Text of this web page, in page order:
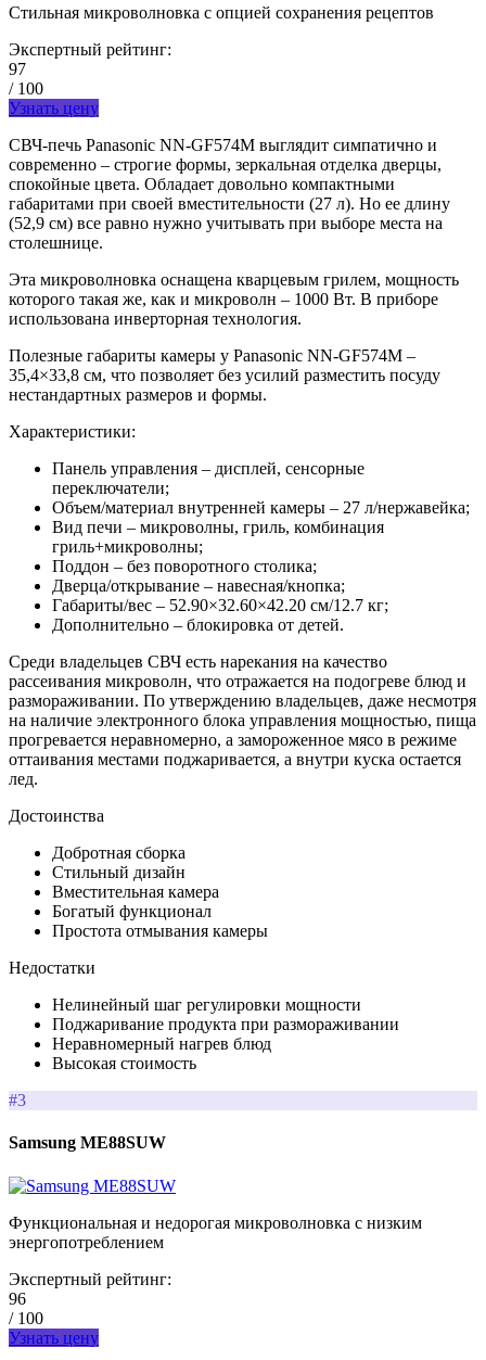
Стильная микроволновка с опцией сохранения рецептов
Экспертный рейтинг:
97
/ 100
Узнать цену
СВЧ-печь Panasonic NN-GF574M выглядит симпатично и
современно – строгие формы, зеркальная отделка дверцы,
спокойные цвета. Обладает довольно компактными
габаритами при своей вместительности (27 л). Но ее длину
(52,9 см) все равно нужно учитывать при выборе места на
столешнице.
Эта микроволновка оснащена кварцевым грилем, мощность
которого такая же, как и микроволн – 1000 Вт. В приборе
использована инверторная технология.
Полезные габариты камеры у Panasonic NN-GF574M –
35,4×33,8 см, что позволяет без усилий разместить посуду
нестандартных размеров и формы.
Характеристики:
Панель управления – дисплей, сенсорные
переключатели;
Объем/материал внутренней камеры – 27 л/нержавейка;
Вид печи – микроволны, гриль, комбинация
гриль+микроволны;
Поддон – без поворотного столика;
Дверца/открывание – навесная/кнопка;
Габариты/вес – 52.90×32.60×42.20 см/12.7 кг;
Дополнительно – блокировка от детей.
Среди владельцев СВЧ есть нарекания на качество
рассеивания микроволн, что отражается на подогреве блюд и
размораживании. По утверждению владельцев, даже несмотря
на наличие электронного блока управления мощностью, пища
прогревается неравномерно, а замороженное мясо в режиме
оттаивания местами поджаривается, а внутри куска остается
лед.
Достоинства
Добротная сборка
Стильный дизайн
Вместительная камера
Богатый функционал
Простота отмывания камеры
Недостатки
Нелинейный шаг регулировки мощности
Поджаривание продукта при размораживании
Неравномерный нагрев блюд
Высокая стоимость
#3
Samsung ME88SUW
Функциональная и недорогая микроволновка с низким
энергопотреблением
Экспертный рейтинг:
96
/ 100
Узнать цену